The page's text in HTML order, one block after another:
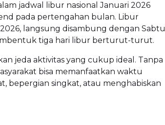
jadwal libur nasional Januari 2026
pada pertengahan bulan. Libur
langsung disambung dengan Sabtu
tiga hari libur berturut-turut.
jeda aktivitas yang cukup ideal. Tanpa
bisa memanfaatkan waktu
bepergian singkat, atau menghabiskan